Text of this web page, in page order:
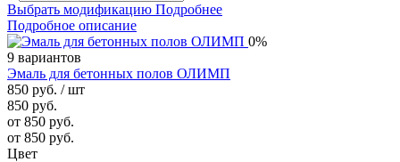
Выбрать модификацию Подробнее
Подробное описание
0%
9 вариантов
Эмаль для бетонных полов ОЛИМП
850 руб. / шт
850 руб.
от 850 руб.
от 850 руб.
Цвет